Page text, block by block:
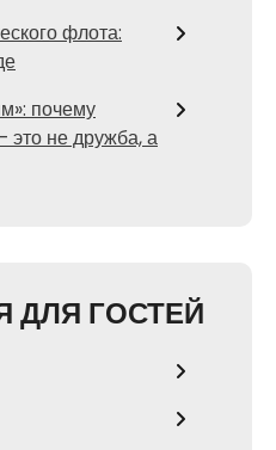
флота:
почему
это не дружба, а
ДЛЯ ГОСТЕЙ